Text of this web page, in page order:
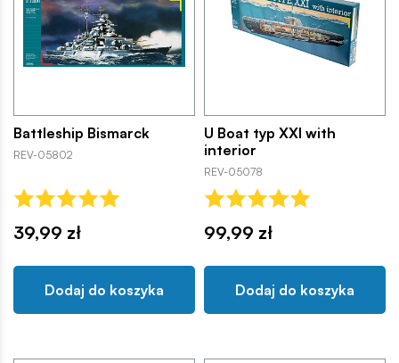
Battleship Bismarck
REV-05802
39,99 zł
Dodaj do koszyka
U Boat typ XXI with
interior
REV-05078
99,99 zł
Dodaj do koszyka